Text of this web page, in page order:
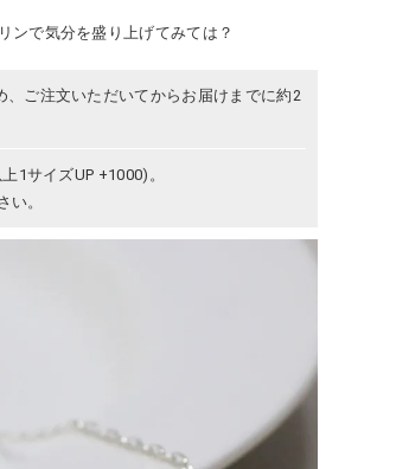
ンで気分を盛り上げてみては？
ご注文いただいてからお届けまでに約2
1サイズUP +1000)。
い。